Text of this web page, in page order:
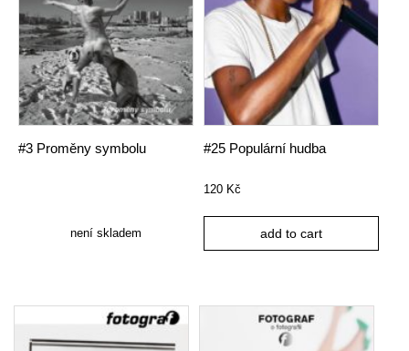
#3 Proměny symbolu
není skladem
#25 Populární hudba
120 Kč
add to cart